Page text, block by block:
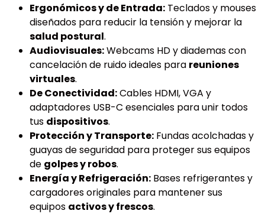
Ergonómicos y de Entrada: Teclados y mouses
diseñados para reducir la tensión y mejorar la
salud postural.
Audiovisuales:Webcams HD y diademas con
cancelación de ruido ideales para reuniones
virtuales.
De Conectividad:Cables HDMI, VGA y
adaptadores USB-C esenciales para unir todos
tus dispositivos.
Protección y Transporte: Fundas acolchadas y
guayas de seguridad para proteger sus equipos
de golpes y robos.
Energía y Refrigeración: Bases refrigerantes y
cargadores originales para mantener sus
equipos activos y frescos.